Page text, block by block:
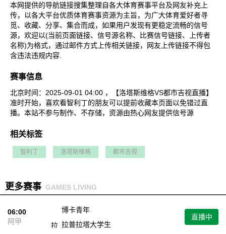
本网提供的导航链接搜集整理自各大体育赛事平台及网友补充上
传，以各大平台优质体育赛事资源为主旨，为广大体育爱好者寻
觅、收藏、分享、集合而成，如果用户发现有更稳定流畅的信号
源，欢迎以(当前页面链接、信号源名称、比赛信号链接、上传者
名称)为格式，通过邮件方式上传相关链接，网友上传链接不得包
含违法违规内容.
赛事信息
北京时间：2025-09-01 04:00 ，【洛塔斯维格VS都市吉视直播】
准时开始，喜欢看智利丁的朋友可以提前收藏本页面以免错过直
播。本站不参与制作、不存储，资源由热心网友提供信号源
相关标签
智利丁 洛塔斯维格 都市吉视
更多赛事 GAMES LIVING
06:00
阿甲
博卡青年
拉普拉塔大学生
直播中